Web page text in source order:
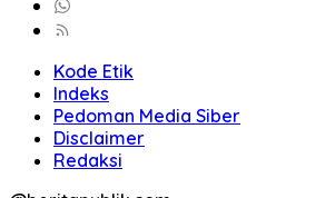
Kode Etik
Indeks
Pedoman Media Siber
Disclaimer
Redaksi